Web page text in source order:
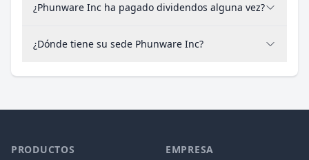
¿Phunware Inc ha pagado dividendos alguna vez?
¿Dónde tiene su sede Phunware Inc?
PRODUCTOS EMPRESA